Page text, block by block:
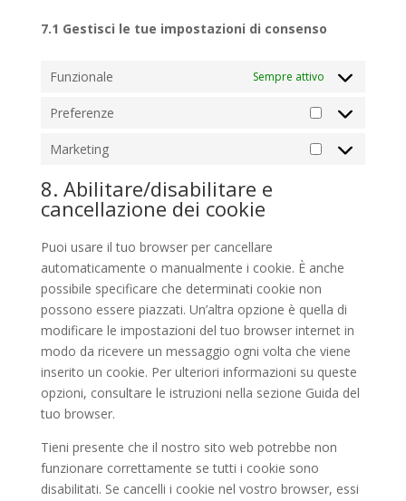
7.1 Gestisci le tue impostazioni di consenso
Funzionale Sempre attivo
Preferenze
Preferenze
Marketing
Marketing
8. Abilitare/disabilitare e
cancellazione dei cookie
Puoi usare il tuo browser per cancellare
automaticamente o manualmente i cookie. È anche
possibile specificare che determinati cookie non
possono essere piazzati. Un’altra opzione è quella di
modificare le impostazioni del tuo browser internet in
modo da ricevere un messaggio ogni volta che viene
inserito un cookie. Per ulteriori informazioni su queste
opzioni, consultare le istruzioni nella sezione Guida del
tuo browser.
Tieni presente che il nostro sito web potrebbe non
funzionare correttamente se tutti i cookie sono
disabilitati. Se cancelli i cookie nel vostro browser, essi